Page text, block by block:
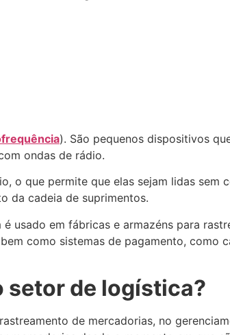
). São pequenos dispositivos
ondas de rádio.
o que permite que elas sejam lidas sem
da cadeia de suprimentos.
usado em fábricas e armazéns para
como sistemas de pagamento, como
setor de logística?
de mercadorias, no